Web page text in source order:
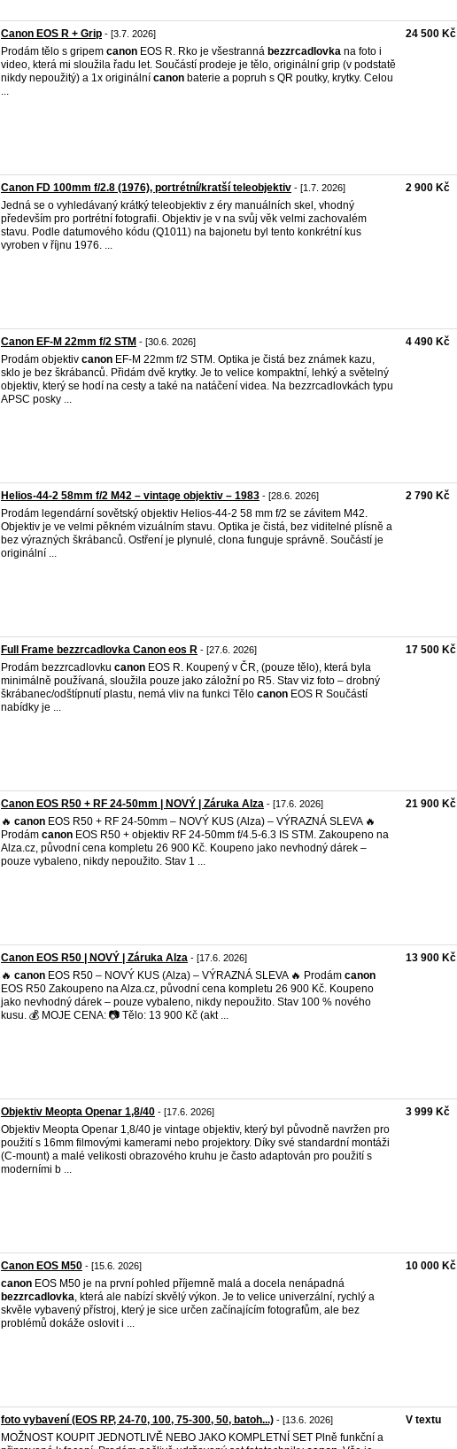
Canon EOS R + Grip - [3.7. 2026]
Prodám tělo s gripem canon EOS R. Rko je všestranná bezzrcadlovka na foto i
video, která mi sloužila řadu let. Součástí prodeje je tělo, originální grip (v podstatě
nikdy nepoužitý) a 1x originální canon baterie a popruh s QR poutky, krytky. Celou
...
24 500 Kč
Canon FD 100mm f/2.8 (1976), portrétní/kratší teleobjektiv - [1.7. 2026]
Jedná se o vyhledávaný krátký teleobjektiv z éry manuálních skel, vhodný
především pro portrétní fotografii. Objektiv je v na svůj věk velmi zachovalém
stavu. Podle datumového kódu (Q1011) na bajonetu byl tento konkrétní kus
vyroben v říjnu 1976. ...
2 900 Kč
Canon EF-M 22mm f/2 STM - [30.6. 2026]
Prodám objektiv canon EF-M 22mm f/2 STM. Optika je čistá bez známek kazu,
sklo je bez škrábanců. Přidám dvě krytky. Je to velice kompaktní, lehký a světelný
objektiv, který se hodí na cesty a také na natáčení videa. Na bezzrcadlovkách typu
APSC posky ...
4 490 Kč
Helios-44-2 58mm f/2 M42 – vintage objektiv – 1983 - [28.6. 2026]
Prodám legendární sovětský objektiv Helios-44-2 58 mm f/2 se závitem M42.
Objektiv je ve velmi pěkném vizuálním stavu. Optika je čistá, bez viditelné plísně a
bez výrazných škrábanců. Ostření je plynulé, clona funguje správně. Součástí je
originální ...
2 790 Kč
Full Frame bezzrcadlovka Canon eos R - [27.6. 2026]
Prodám bezzrcadlovku canon EOS R. Koupený v ČR, (pouze tělo), která byla
minimálně používaná, sloužila pouze jako záložní po R5. Stav viz foto – drobný
škrábanec/odštípnutí plastu, nemá vliv na funkci Tělo canon EOS R Součástí
nabídky je ...
17 500 Kč
Canon EOS R50 + RF 24-50mm | NOVÝ | Záruka Alza - [17.6. 2026]
🔥 canon EOS R50 + RF 24-50mm – NOVÝ KUS (Alza) – VÝRAZNÁ SLEVA 🔥
Prodám canon EOS R50 + objektiv RF 24-50mm f/4.5-6.3 IS STM. Zakoupeno na
Alza.cz, původní cena kompletu 26 900 Kč. Koupeno jako nevhodný dárek –
pouze vybaleno, nikdy nepoužito. Stav 1 ...
21 900 Kč
Canon EOS R50 | NOVÝ | Záruka Alza - [17.6. 2026]
🔥 canon EOS R50 – NOVÝ KUS (Alza) – VÝRAZNÁ SLEVA 🔥 Prodám canon
EOS R50 Zakoupeno na Alza.cz, původní cena kompletu 26 900 Kč. Koupeno
jako nevhodný dárek – pouze vybaleno, nikdy nepoužito. Stav 100 % nového
kusu. 💰 MOJE CENA: 📷 Tělo: 13 900 Kč (akt ...
13 900 Kč
Objektiv Meopta Openar 1,8/40 - [17.6. 2026]
Objektiv Meopta Openar 1,8/40 je vintage objektiv, který byl původně navržen pro
použití s 16mm filmovými kamerami nebo projektory. Díky své standardní montáži
(C-mount) a malé velikosti obrazového kruhu je často adaptován pro použití s
moderními b ...
3 999 Kč
Canon EOS M50 - [15.6. 2026]
canon EOS M50 je na první pohled příjemně malá a docela nenápadná
bezzrcadlovka, která ale nabízí skvělý výkon. Je to velice univerzální, rychlý a
skvěle vybavený přístroj, který je sice určen začínajícím fotografům, ale bez
problémů dokáže oslovit i ...
10 000 Kč
foto vybavení (EOS RP, 24-70, 100, 75-300, 50, batoh...) - [13.6. 2026]
MOŽNOST KOUPIT JEDNOTLIVĚ NEBO JAKO KOMPLETNÍ SET Plně funkční a
V textu